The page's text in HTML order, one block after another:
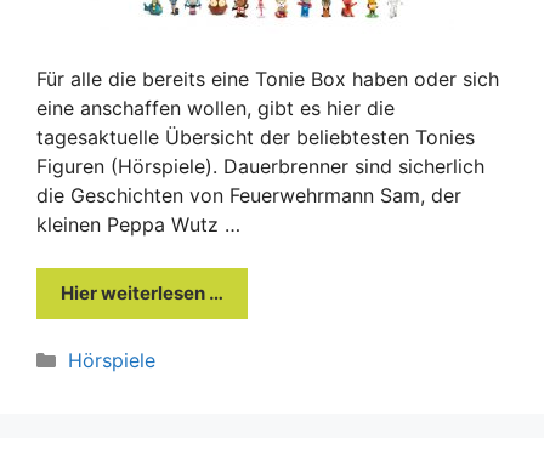
Für alle die bereits eine Tonie Box haben oder sich
eine anschaffen wollen, gibt es hier die
tagesaktuelle Übersicht der beliebtesten Tonies
Figuren (Hörspiele). Dauerbrenner sind sicherlich
die Geschichten von Feuerwehrmann Sam, der
kleinen Peppa Wutz …
Hier weiterlesen …
Kategorien
Hörspiele